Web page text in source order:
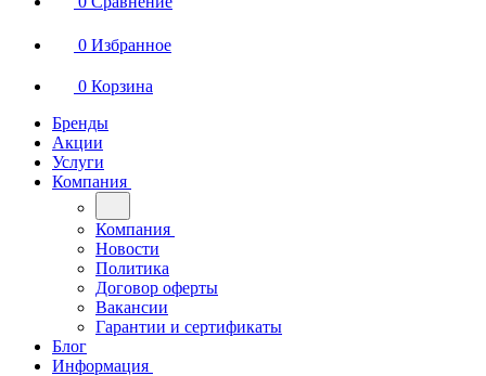
0 Избранное
0 Корзина
Бренды
Акции
Услуги
Компания
Компания
Новости
Политика
Договор оферты
Вакансии
Гарантии и сертификаты
Блог
Информация